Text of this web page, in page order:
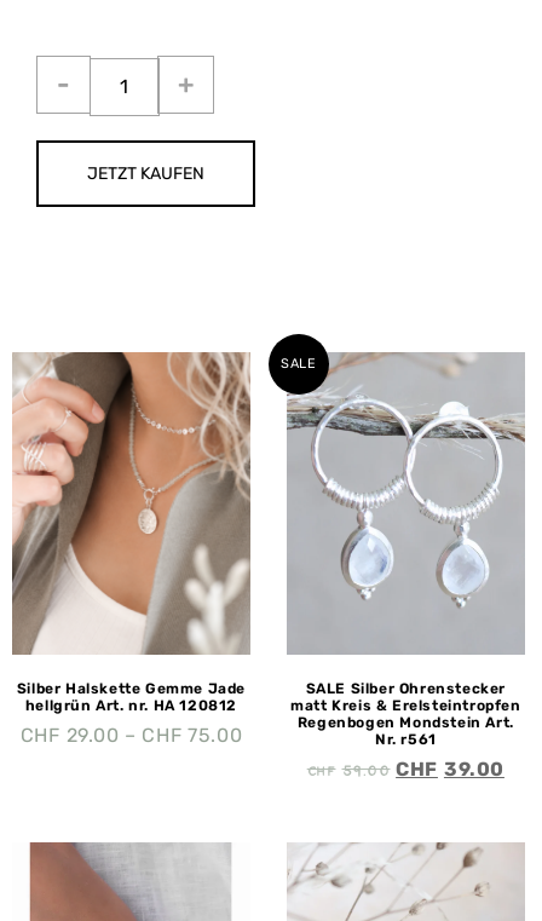
JETZT KAUFEN
Silber Halskette Gemme Jade
hellgrün Art. nr. HA 120812
CHF 29.00 – CHF 75.00
SALE
SALE Silber Ohrenstecker
matt Kreis & Erelsteintropfen
Regenbogen Mondstein Art.
Nr. r561
CHF59.00 CHF 39.00